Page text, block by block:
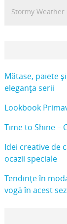
Stormy Weather
Mătase, paiete
eleganța serii
Lookbook
Time to Shine –
Idei creative de
ocazii speciale
Tendințe în
vogă în acest